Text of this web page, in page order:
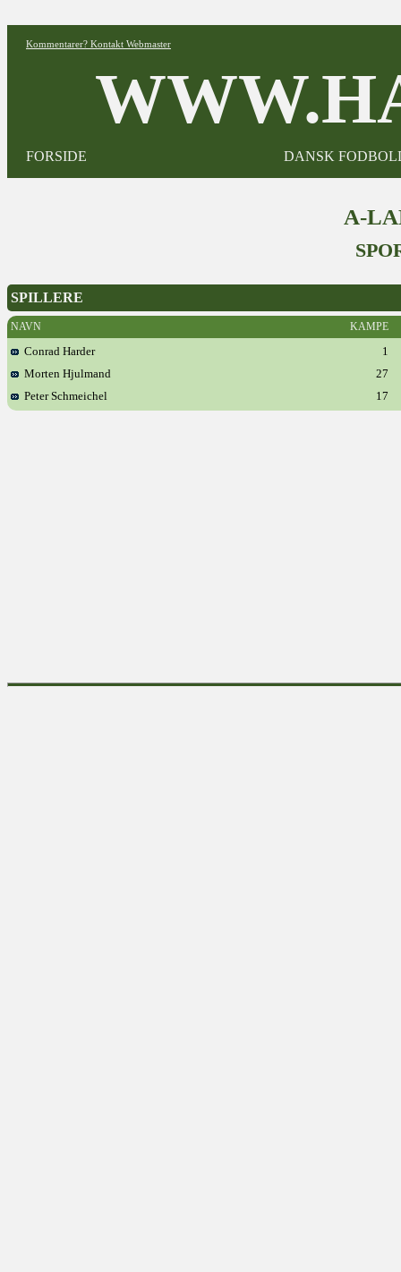
Kommentarer? Kontakt Webmaster
FORSIDE DANSK
A-
SPILLERE
NAVN KAMPE
Conrad Harder
1
Morten Hjulmand
27
Peter Schmeichel
17